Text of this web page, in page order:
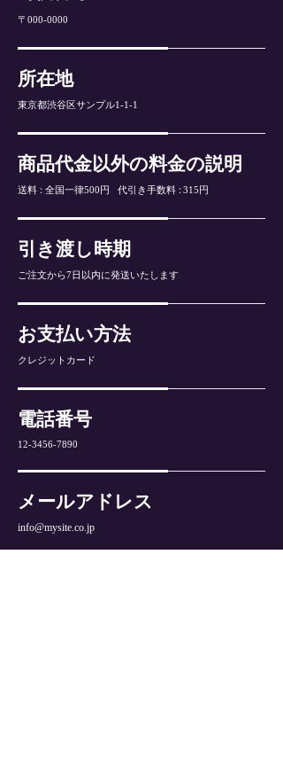
〒000-0000
所在地
東京都渋谷区サンプル1-1-1
商品代金以外の料金の説明
送料： 全国一律500円 代引き手数料：315円
引き渡し時期
ご注文から7日以内に発送いたします
お支払い方法
クレジットカード
電話番号
12-3456-7890
メールアドレス
info@mysite.co.jp